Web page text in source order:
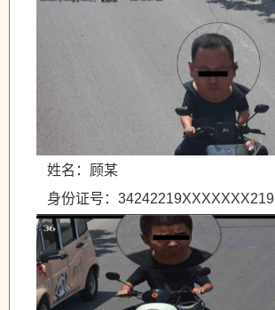
姓名：顾某
身份证号：34242219XXXXXXX219